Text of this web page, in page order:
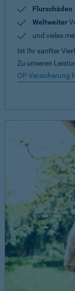
Flurschäden
Weltweiter
und vieles
Ist Ihr sanfter
Zu unseren
OP Versicherung